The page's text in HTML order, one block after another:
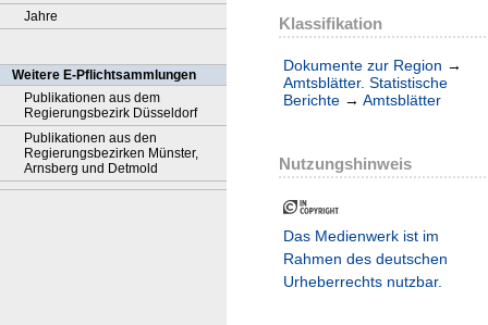
Jahre
Weitere E-Pflichtsammlungen
Publikationen aus dem
Regierungsbezirk Düsseldorf
Publikationen aus den
Regierungsbezirken Münster,
Arnsberg und Detmold
Klassifikation
Dokumente zur Region →
Amtsblätter. Statistische
Berichte → Amtsblätter
Nutzungshinweis
Das Medienwerk ist im
Rahmen des deutschen
Urheberrechts nutzbar.